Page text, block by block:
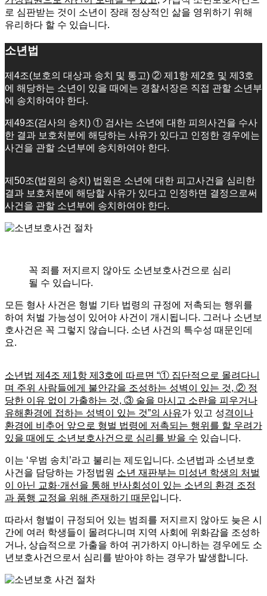
로 심판받는 것이 소년이 장래 정상적인 삶을 영위하기 위해
유리하다 할 수 있습니다.
소년법
제4조(보호의 대상과 송치 및 통고) ② 제1항 제2호 및 제3호
에 해당하는 소년이 있을 때에는 경찰서장은 직접 관할 소년부
에 송치하여야 한다.
제49조(검사의 송치) ① 검사는 소년에 대한 피의사건을 수사
한 결과 보호처분에 해당하는 사유가 있다고 인정한 경우에는
사건을 관할 소년부에 송치하여야 한다.
제50조(법원의 송치) 법원은 소년에 대한 피고사건을 심리한
결과 보호처분에 해당할 사유가 있다고 인정하면 결정으로써
사건을 관할 소년부에 송치하여야 한다.
꼭 죄를 저지르지 않아도 소년보호사건으로 심리
될 수 있습니다.
모든 형사 사건은 형벌 기타 법령의 규정에 저촉되는 행위를
하여 처벌 가능성이 있어야 사건이 개시됩니다. 그러나 소년보
호사건은 꼭 그렇지 않습니다. 소년 사건의 특수성 때문인데
요.
소년법 제4조 제1항 제3호에 따르면 “① 집단적으로 몰려다니
며 주위 사람들에게 불안감을 조성하는 성벽이 있는 것, ② 정
당한 이유 없이 가출하는 것, ③ 술을 마시고 소란을 피우거나
유해환경에 접하는 성벽이 있는 것”의 사유가 있고 성격이나
환경에 비추어 앞으로 형벌 법령에 저촉되는 행위를 할 우려가
있을 때에도 소년보호사건으로 심리를 받을 수 있습니다.
이는 ‘우범 송치’라고 불리는 제도입니다. 소년법과 소년보호
사건을 담당하는 가정법원 소년 재판부는 미성년 학생의 처벌
이 아닌 교화·개선을 통해 반사회성이 있는 소년의 환경 조정
과 품행 교정을 위해 존재하기 때문​입니다.
따라서 형벌이 규정되어 있는 범죄를 저지르지 않아도 늦은 시
간에 여러 학생들이 몰려다니며 지역 사회에 위화감을 조성하
거나, 상습적으로 가출을 하여 귀가하지 아니하는 경우에도 소
년보호사건으로서 심리를 받아야 하는 경우가 발생합니다.